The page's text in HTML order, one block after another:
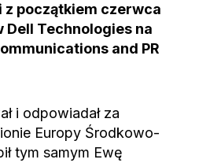
z początkiem czerwca
Dell Technologies na
and PR
i odpowiadał za
Europy Środkowo-
tym samym Ewę